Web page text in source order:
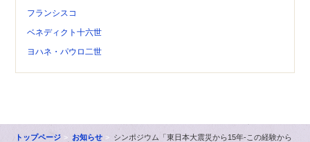
フランシスコ
ベネディクト十六世
ヨハネ・パウロ二世
トップページ お知らせ
シンポジウム「東日本大震災から15年-この経験から